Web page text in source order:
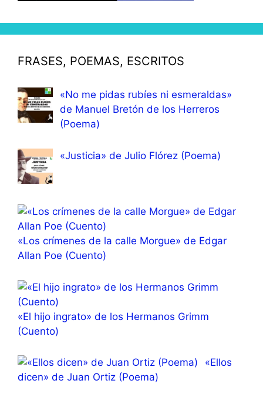
FRASES, POEMAS, ESCRITOS
«No me pidas rubíes ni esmeraldas»
de Manuel Bretón de los Herreros
(Poema)
«Justicia» de Julio Flórez (Poema)
«Los crímenes de la calle Morgue» de Edgar
Allan Poe (Cuento)
«El hijo ingrato» de los Hermanos Grimm
(Cuento)
«Ellos
dicen» de Juan Ortiz (Poema)